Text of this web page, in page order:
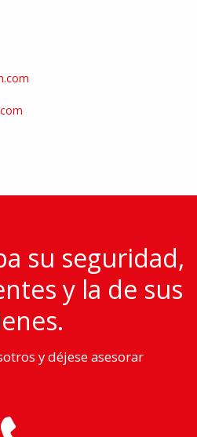
su seguridad,
y la de sus
y déjese asesorar